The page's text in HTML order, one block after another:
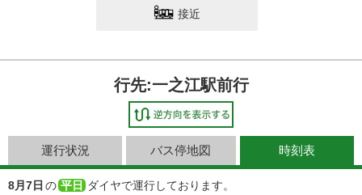
接近
行先:一之江駅前行
運行状況 バス停地図 時刻表
8月7日 の 平日 ダイヤで運行しております。